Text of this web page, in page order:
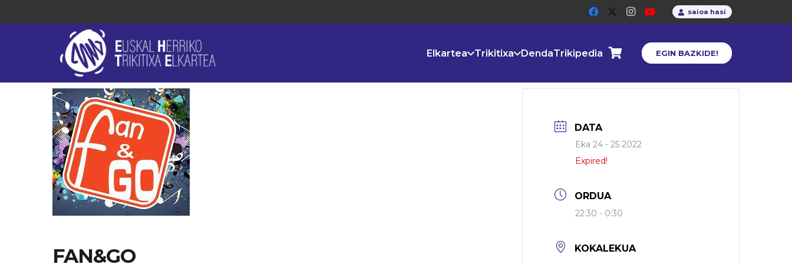
saioa hasi
Elkartea Trikitixa DendaTrikipedia EGIN BAZKIDE!
FAN&GO
DATA
Eka 24 - 25 2022
Expired!
ORDUA
22:30 - 0:30
KOKALEKUA